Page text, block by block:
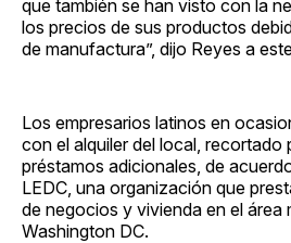
que también se han visto con la
los precios de sus productos
de manufactura”, dijo Reyes a
Los empresarios latinos en
con el alquiler del local, recortado
préstamos adicionales, de
LEDC, una organización que
de negocios y vivienda en el área
Washington DC.